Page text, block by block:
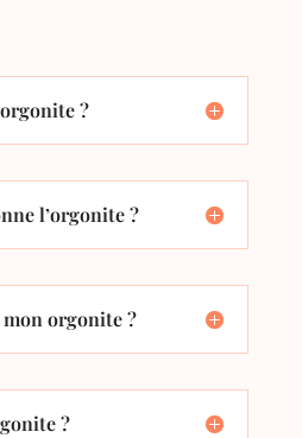
?
l’orgonite ?
orgonite ?
?